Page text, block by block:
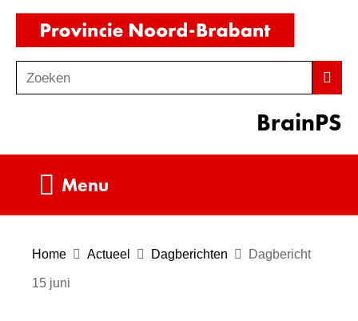
Ga
de
inhoud
o
Zoeken
BrainPS
Menu
Home Actueel Dagberichten Dagbericht
15 juni